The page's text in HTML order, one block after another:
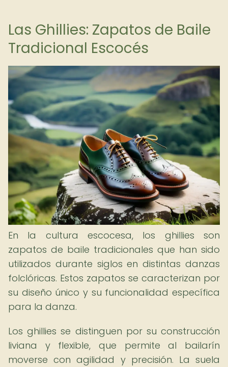
Las Ghillies: Zapatos de Baile
Tradicional Escocés
En la cultura escocesa, los ghillies son
zapatos de baile tradicionales que han sido
utilizados durante siglos en distintas danzas
folclóricas. Estos zapatos se caracterizan por
su diseño único y su funcionalidad específica
para la danza.
Los ghillies se distinguen por su construcción
liviana y flexible, que permite al bailarín
moverse con agilidad y precisión. La suela